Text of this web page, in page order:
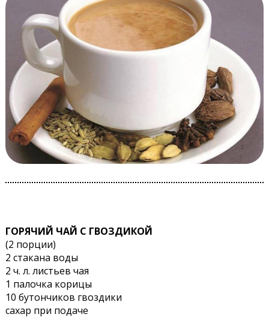
ГОРЯЧИЙ ЧАЙ С ГВОЗДИКОЙ
(2 порции)
2 стакана воды
2 ч. л. листьев чая
1 палочка корицы
10 бутончиков гвоздики
сахар при подаче